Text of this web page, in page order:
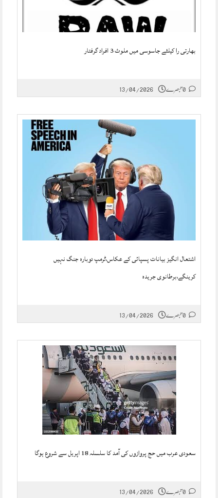
بھارتی را کیلئے جاسوسی میں ملوث 3 افراد گرفتار
13/04/2026
اشتعال انگیز بیانات پسپائی کے عکاس،ٹرمپ دوبارہ جنگ نہیں
کرینگے،برطانوی جریدہ
13/04/2026
سعودی عرب میں حج پروازوں کی آمد کا سلسلہ 18 اپریل سے شروع ہوگا
13/04/2026